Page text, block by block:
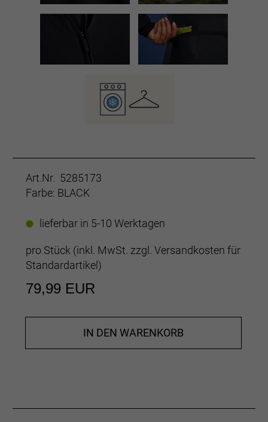
Art.Nr. 5285173
Farbe: BLACK
lieferbar in 5-10 Werktagen
pro Stück (inkl. MwSt. zzgl. Versandkosten für
Standardartikel)
79,99 EUR
IN DEN WARENKORB